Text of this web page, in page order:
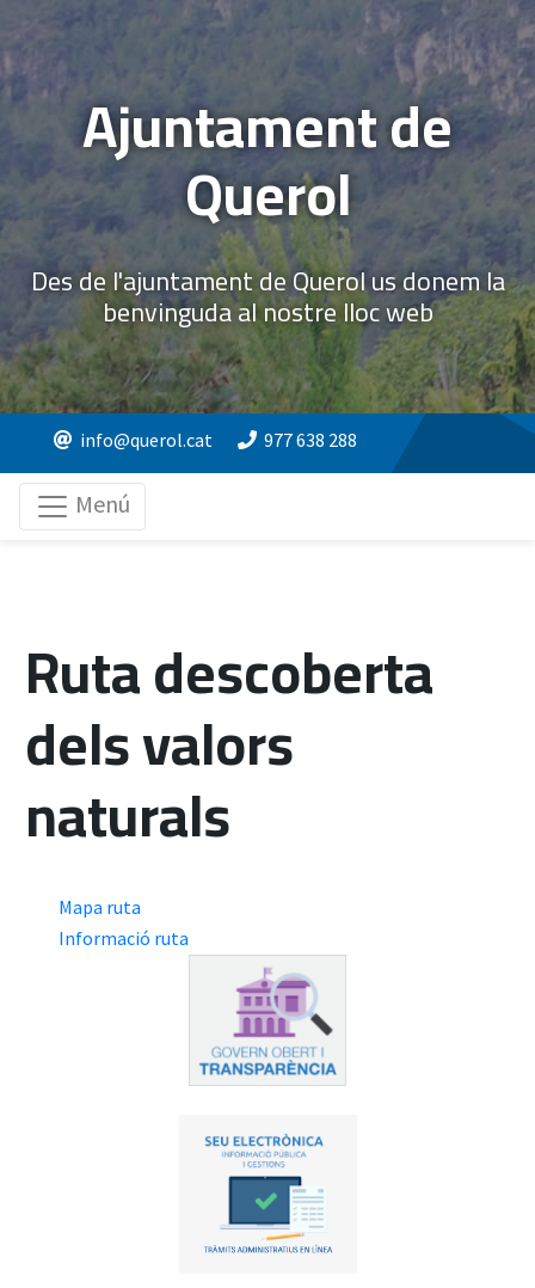
Ajuntament de
Querol
Des de l'ajuntament de Querol us donem la
benvinguda al nostre lloc web
info@querol.cat 977 638 288
Menú
Ruta descoberta
dels valors
naturals
Mapa ruta
Informació ruta